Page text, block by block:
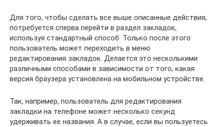
Для того, чтобы сделать все выше описанные действия,
потребуется сперва перейти в раздел закладок,
используя стандартный способ. Только после этого
пользователь может переходить в меню
редактирования закладок. Делается это несколькими
различными способами в зависимости от того, какая
версия браузера установлена на мобильном устройстве.
Так, например, пользователь для редактирования
закладки на телефоне может несколько секунд
удерживать ее названия. А в случае, если вы пользуетесь